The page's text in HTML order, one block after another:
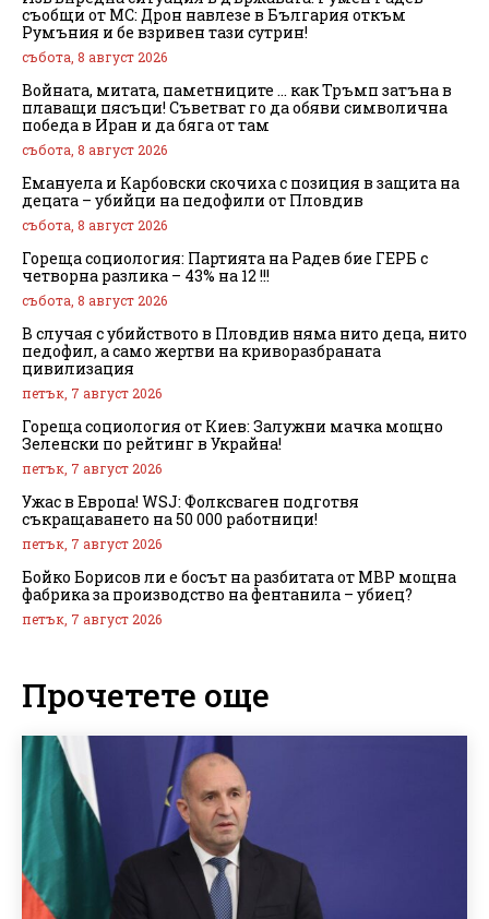
съобщи от МС: Дрон навлезе в България откъм
Румъния и бе взривен тази сутрин!
събота, 8 август 2026
Войната, митата, паметниците … как Тръмп затъна в
плаващи пясъци! Съветват го да обяви символична
победа в Иран и да бяга от там
събота, 8 август 2026
Емануела и Карбовски скочиха с позиция в защита на
децата – убийци на педофили от Пловдив
събота, 8 август 2026
Гореща социология: Партията на Радев бие ГЕРБ с
четворна разлика – 43% на 12 !!!
събота, 8 август 2026
В случая с убийството в Пловдив няма нито деца, нито
педофил, а само жертви на криворазбраната
цивилизация
петък, 7 август 2026
Гореща социология от Киев: Залужни мачка мощно
Зеленски по рейтинг в Украйна!
петък, 7 август 2026
Ужас в Европа! WSJ: Фолксваген подготвя
съкращаването на 50 000 работници!
петък, 7 август 2026
Бойко Борисов ли е босът на разбитата от МВР мощна
фабрика за производство на фентанила – убиец?
петък, 7 август 2026
Прочетете още